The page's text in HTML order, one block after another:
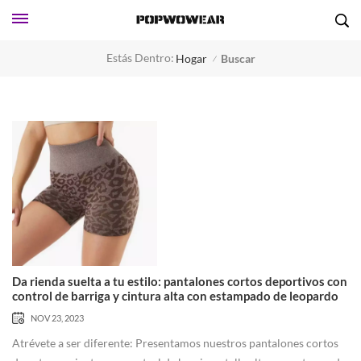
Estás Dentro: Hogar / Buscar
Da rienda suelta a tu estilo: pantalones cortos deportivos con
control de barriga y cintura alta con estampado de leopardo
NOV 23, 2023
Atrévete a ser diferente: Presentamos nuestros pantalones cortos